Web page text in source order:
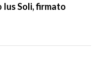
Soli, firmato